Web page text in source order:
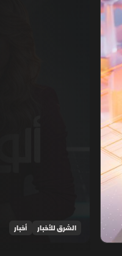
الشرق للأخبار أخبار